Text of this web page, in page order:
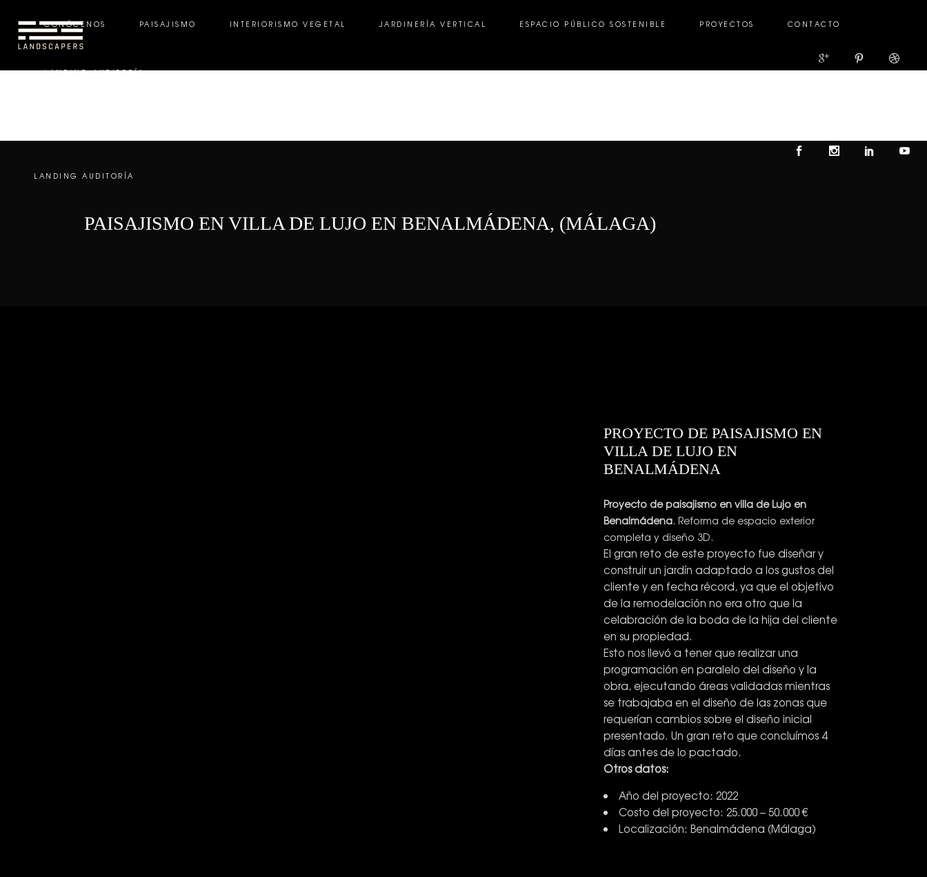
LANDING AUDITORÍA
CONÓCENOS PAISAJISMO INTERIORISMO VEGETAL JARDINERÍA VERTICAL ESPACIO PÚBLICO SOSTENIBLE PROYECTOS CONTACTO
LANDING AUDITORÍA
PAISAJISMO EN VILLA DE LUJO EN BENALMÁDENA, (MÁLAGA)
PROYECTO DE PAISAJISMO EN
VILLA DE LUJO EN
BENALMÁDENA
Proyecto de paisajismo en villa de Lujo en
Benalmádena. Reforma de espacio exterior
completa y diseño 3D.
El gran reto de este proyecto fue diseñar y
construir un jardín adaptado a los gustos del
cliente y en fecha récord, ya que el objetivo
de la remodelación no era otro que la
celabración de la boda de la hija del cliente
en su propiedad.
Esto nos llevó a tener que realizar una
programación en paralelo del diseño y la
obra, ejecutando áreas validadas mientras
se trabajaba en el diseño de las zonas que
requerían cambios sobre el diseño inicial
presentado. Un gran reto que concluímos 4
días antes de lo pactado.
Otros datos:
Año del proyecto: 2022
Costo del proyecto: 25.000 – 50.000 €
Localización: Benalmádena (Málaga)